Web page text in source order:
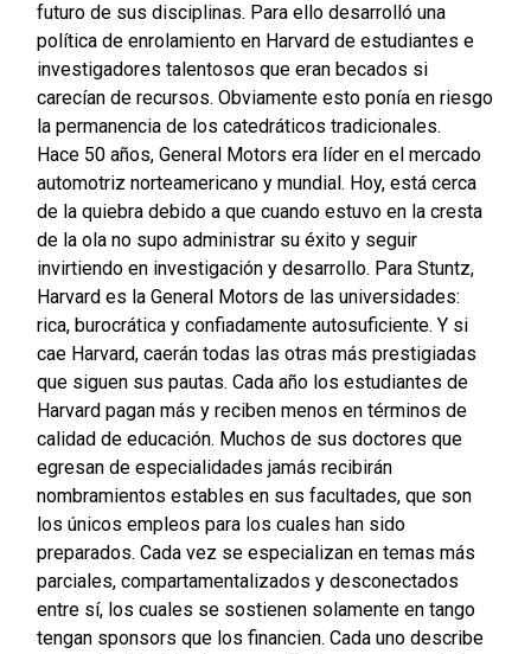
futuro de sus disciplinas. Para ello desarrolló una
política de enrolamiento en Harvard de estudiantes e
investigadores talentosos que eran becados si
carecían de recursos. Obviamente esto ponía en riesgo
la permanencia de los catedráticos tradicionales.
Hace 50 años, General Motors era líder en el mercado
automotriz norteamericano y mundial. Hoy, está cerca
de la quiebra debido a que cuando estuvo en la cresta
de la ola no supo administrar su éxito y seguir
invirtiendo en investigación y desarrollo. Para Stuntz,
Harvard es la General Motors de las universidades:
rica, burocrática y confiadamente autosuficiente. Y si
cae Harvard, caerán todas las otras más prestigiadas
que siguen sus pautas. Cada año los estudiantes de
Harvard pagan más y reciben menos en términos de
calidad de educación. Muchos de sus doctores que
egresan de especialidades jamás recibirán
nombramientos estables en sus facultades, que son
los únicos empleos para los cuales han sido
preparados. Cada vez se especializan en temas más
parciales, compartamentalizados y desconectados
entre sí, los cuales se sostienen solamente en tango
tengan sponsors que los financien. Cada uno describe